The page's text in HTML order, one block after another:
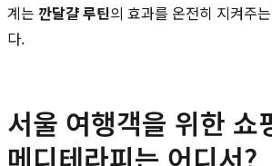
계는 깐달걀 루틴의 효과를 온전히 지켜주
다.
서울 여행객을 위한 쇼
메디테라피는 어디서?